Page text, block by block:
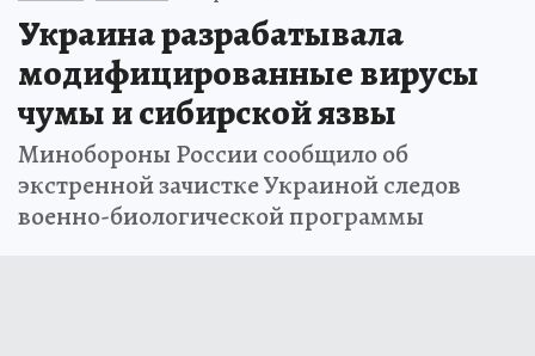
Украина разрабатывала
модифицированные вирусы
чумы и сибирской язвы
Минобороны России сообщило об
экстренной зачистке Украиной следов
военно-биологической программы